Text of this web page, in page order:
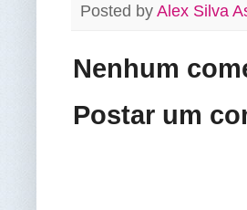
Posted by Alex Silva
Nenhum
Postar um